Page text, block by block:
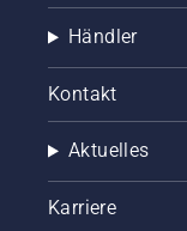
Händler
Kontakt
Aktuelles
Karriere